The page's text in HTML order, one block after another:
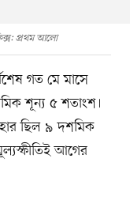
প্রথম আলো
গত মে মাসে
শূন্য ৫ শতাংশ।
ছিল ৯ দশমিক
আগের